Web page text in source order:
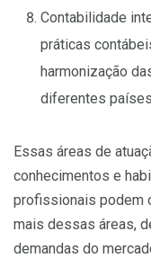
Contabilidade
práticas
harmonização
diferentes
Essas áreas de
conhecimentos e
profissionais podem
mais dessas áreas,
demandas do